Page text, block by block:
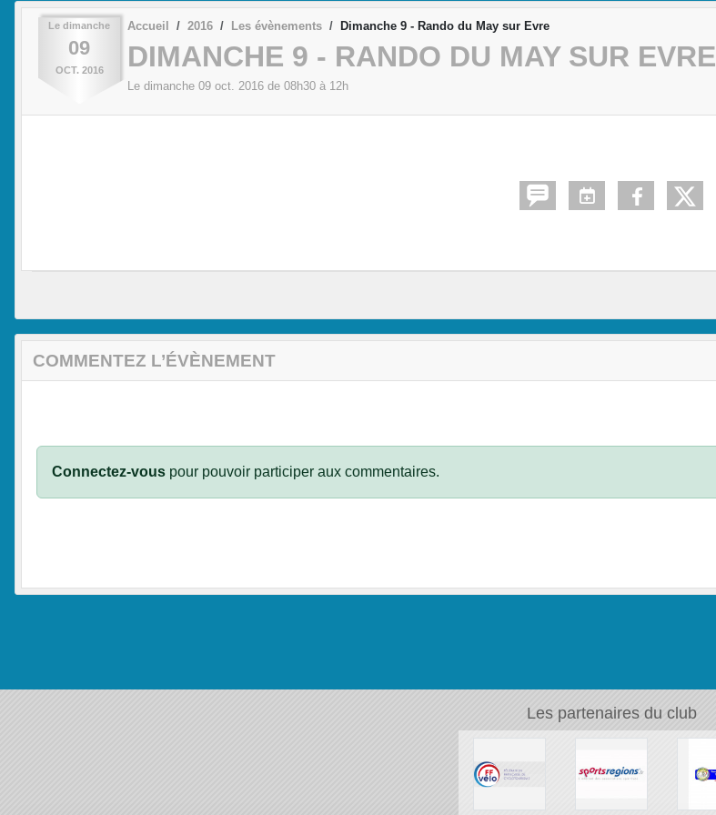
Le dimanche
09
OCT. 2016
Accueil 2016 Les évènements Dimanche 9 - Rando du May sur Evre
DIMANCHE 9 - RANDO DU MAY SUR EVRE
Le dimanche 09 oct. 2016 de 08h30 à 12h
COMMENTEZ L’ÉVÈNEMENT
Connectez-vous pour pouvoir participer aux commentaires.
Les partenaires du club